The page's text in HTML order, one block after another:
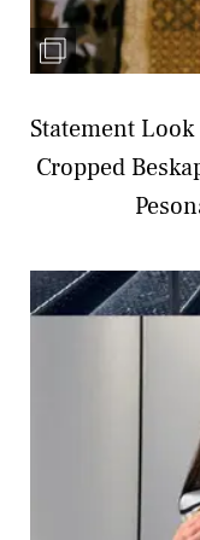
Statement
Cropped